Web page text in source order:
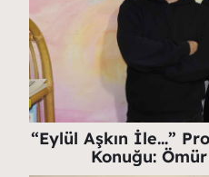
“Eylül Aşkın İle…”
Konuğu: Ömür